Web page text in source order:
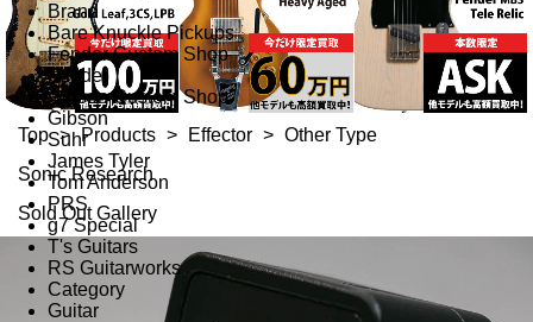
Brand
Bare Knuckle Pickups
Fender Custom Shop
Fender
Gibson Custom Shop
Gibson
Suhr
James Tyler
Tom Anderson
PRS
g7 Special
T's Guitars
RS Guitarworks
Category
Guitar
Top > Products > Effector > Other Type
Sonic Research
Sold Out Gallery